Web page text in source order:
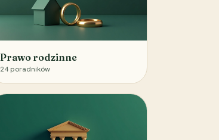
Prawo rodzinne
24 poradników